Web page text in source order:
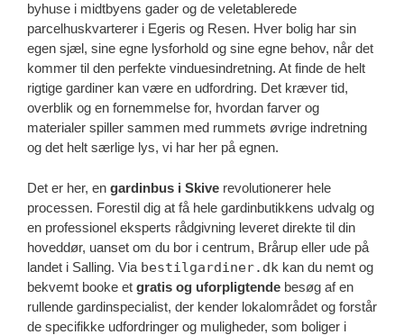
byhuse i midtbyens gader og de veletablerede
parcelhuskvarterer i Egeris og Resen. Hver bolig har sin
egen sjæl, sine egne lysforhold og sine egne behov, når det
kommer til den perfekte vinduesindretning. At finde de helt
rigtige gardiner kan være en udfordring. Det kræver tid,
overblik og en fornemmelse for, hvordan farver og
materialer spiller sammen med rummets øvrige indretning
og det helt særlige lys, vi har her på egnen.
Det er her, en gardinbus i Skive revolutionerer hele
processen. Forestil dig at få hele gardinbutikkens udvalg og
en professionel eksperts rådgivning leveret direkte til din
hoveddør, uanset om du bor i centrum, Brårup eller ude på
landet i Salling. Via bestilgardiner.dk kan du nemt og
bekvemt booke et gratis og uforpligtende besøg af en
rullende gardinspecialist, der kender lokalområdet og forstår
de specifikke udfordringer og muligheder, som boliger i